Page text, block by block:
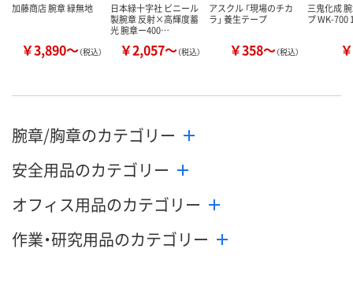
加藤商店 腕章 緑無地
￥3,890～（税込）
日本緑十字社 ビニール
製腕章 反射×高輝度蓄
光 腕章ー400…
￥2,057～（税込）
アスクル 「現場のチカ
ラ」 養生テープ
￥358～（税込）
三鬼化成
プ WK-700
腕章/胸章のカテゴリー
安全用品のカテゴリー
オフィス用品のカテゴリー
作業・研究用品のカテゴリー